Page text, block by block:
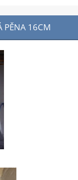
PĚNA 16CM